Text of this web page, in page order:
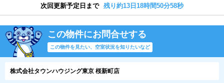
次回更新予定日まで 残り約13日18時間50分58秒
この物件にお問合せする
この物件を見たい、空室状況を知りたいなど
株式会社タウンハウジング東京 桜新町店